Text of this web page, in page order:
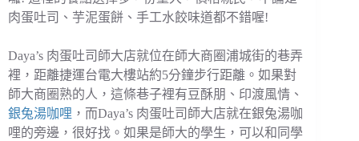
肉蛋吐司、芋泥蛋餅、手工水餃味道都不錯喔!
Daya’s 肉蛋吐司師大店就位在師大商圈浦城街的巷弄
裡，距離捷運台電大樓站約5分鐘步行距離。如果對
師大商圈熟的人，這條巷子裡有豆酥朋、印渡風情、
銀兔湯咖哩 ，而Daya’s 肉蛋吐司師大店就在銀兔湯咖
哩的旁邊，很好找。如果是師大的學生，可以和同學